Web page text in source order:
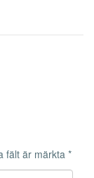
fält är märkta *